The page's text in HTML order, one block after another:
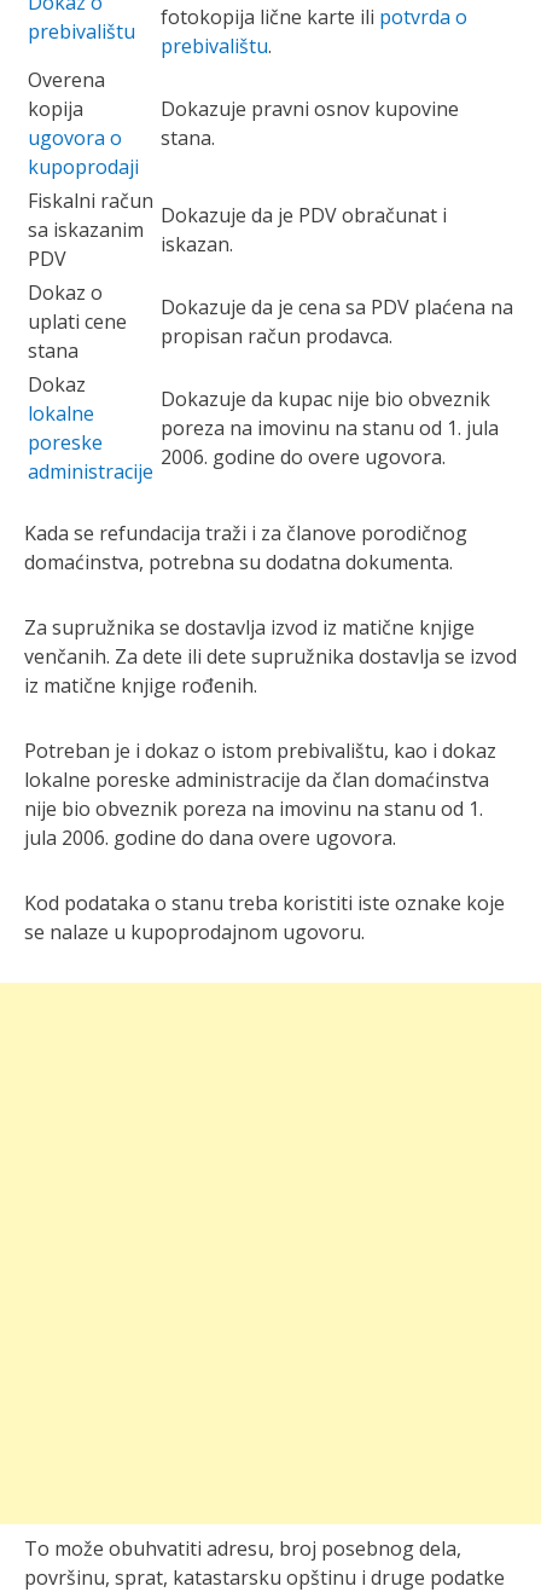
prebivalištu
fotokopija lične karte ili potvrda o
prebivalištu.
Overena
kopija
ugovora o
kupoprodaji
Dokazuje pravni osnov kupovine
stana.
Fiskalni račun
sa iskazanim
PDV
Dokazuje da je PDV obračunat i
iskazan.
Dokaz o
uplati cene
stana
Dokazuje da je cena sa PDV plaćena na
propisan račun prodavca.
Dokaz
lokalne
poreske
administracije
Dokazuje da kupac nije bio obveznik
poreza na imovinu na stanu od 1. jula
2006. godine do overe ugovora.
Kada se refundacija traži i za članove porodičnog
domaćinstva, potrebna su dodatna dokumenta.
Za supružnika se dostavlja izvod iz matične knjige
venčanih. Za dete ili dete supružnika dostavlja se izvod
iz matične knjige rođenih.
Potreban je i dokaz o istom prebivalištu, kao i dokaz
lokalne poreske administracije da član domaćinstva
nije bio obveznik poreza na imovinu na stanu od 1.
jula 2006. godine do dana overe ugovora.
Kod podataka o stanu treba koristiti iste oznake koje
se nalaze u kupoprodajnom ugovoru.
To može obuhvatiti adresu, broj posebnog dela,
površinu, sprat, katastarsku opštinu i druge podatke